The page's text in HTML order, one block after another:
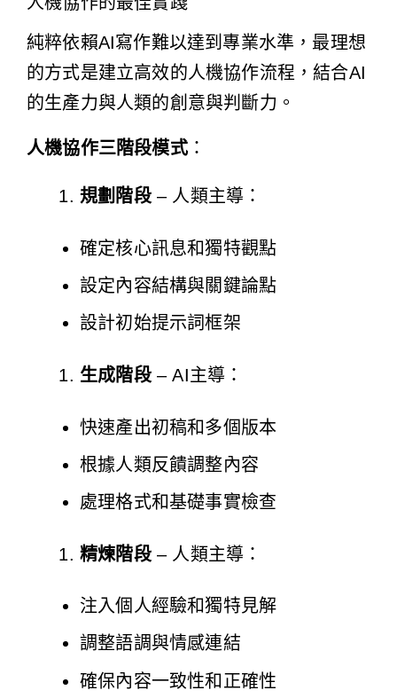
純粹依賴AI寫作難以達到專業水準，最理想
的方式是建立高效的人機協作流程，結合AI
的生產力與人類的創意與判斷力。
人機協作三階段模式：
規劃階段– 人類主導：
確定核心訊息和獨特觀點
設定內容結構與關鍵論點
設計初始提示詞框架
生成階段– AI主導：
快速產出初稿和多個版本
根據人類反饋調整內容
處理格式和基礎事實檢查
精煉階段– 人類主導：
注入個人經驗和獨特見解
調整語調與情感連結
確保內容一致性和正確性